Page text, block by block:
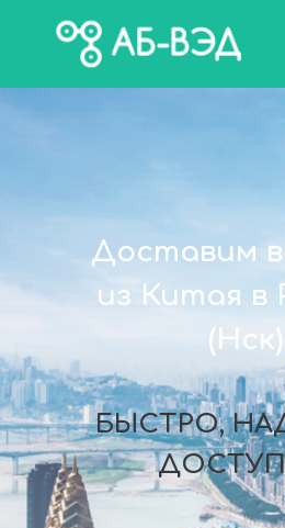
Доставим
из Китая в
(Нск)
БЫСТРО,